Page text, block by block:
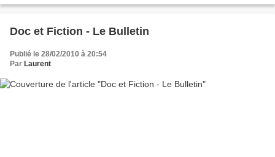
Doc et Fiction - Le Bulletin
Publié le 28/02/2010 à 20:54
Par Laurent